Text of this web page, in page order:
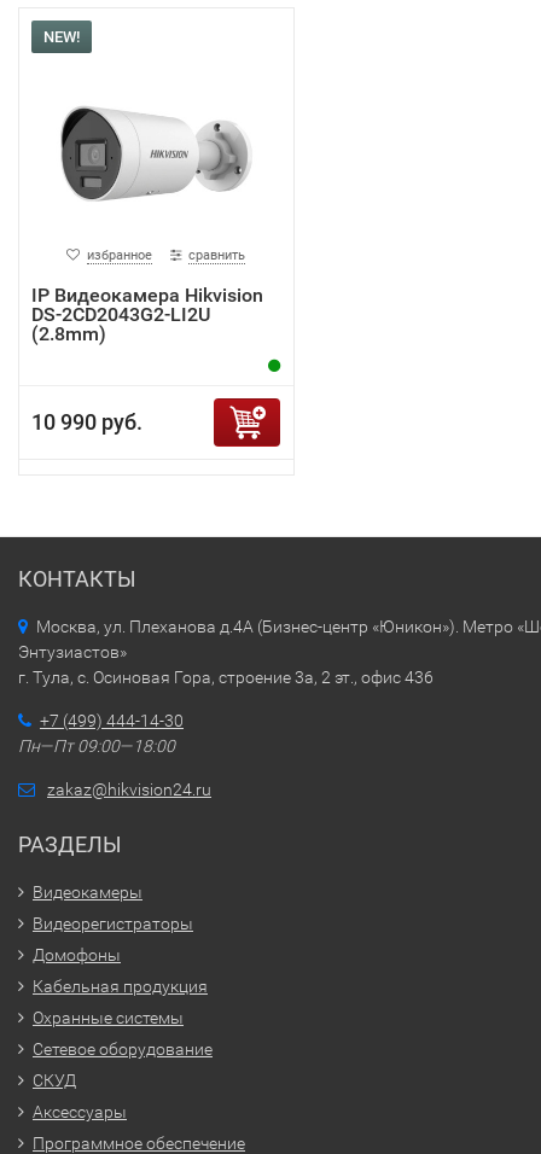
NEW!
избранное сравнить
IP Видеокамера Hikvision
DS-2CD2043G2-LI2U
(2.8mm)
10 990 руб.
КОНТАКТЫ
Москва, ул. Плеханова д.4А (Бизнес-центр «Юникон»). Метро
Энтузиастов»
г. Тула, с. Осиновая Гора, строение 3а, 2 эт., офис 436
+7 (499) 444-14-30
Пн—Пт 09:00—18:00
zakaz@hikvision24.ru
РАЗДЕЛЫ
Видеокамеры
Видеорегистраторы
Домофоны
Кабельная продукция
Охранные системы
Сетевое оборудование
СКУД
Аксессуары
Программное обеспечение